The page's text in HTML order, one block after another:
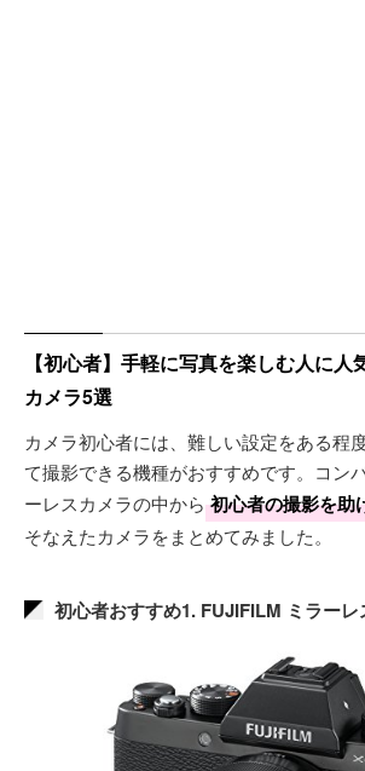
【初心者】手軽に写真を楽しむ人に人
カメラ5選
カメラ初心者には、難しい設定をある程
て撮影できる機種がおすすめです。コン
ーレスカメラの中から 初心者の撮影を助
そなえたカメラをまとめてみました。
初心者おすすめ1. FUJIFILM ミラーレ